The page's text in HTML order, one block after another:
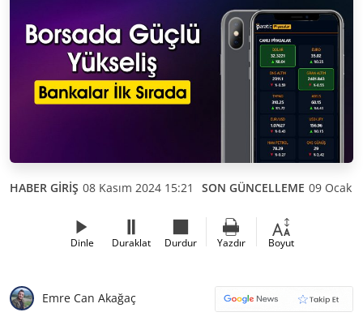
HABER GİRİŞ 08 Kasım 2024 15:21 SON GÜNCELLEME 09 Ocak
Dinle Duraklat Durdur Yazdır Boyut
Emre Can Akağaç